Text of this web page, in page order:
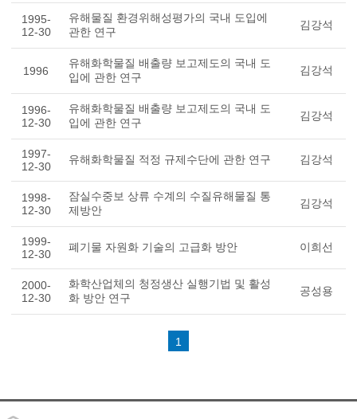
1995-
12-30
유해물질 환경위해성평가의 국내 도입에
관한 연구
김강석
1996
유해화학물질 배출량 보고제도의 국내 도
입에 관한 연구
김강석
1996-
12-30
유해화학물질 배출량 보고제도의 국내 도
입에 관한 연구
김강석
1997-
12-30
유해화학물질 적정 규제수단에 관한 연구 김강석
1998-
12-30
잠실수중보 상류 수계의 수질유해물질 통
제방안
김강석
1999-
12-30
폐기물 자원화 기술의 고급화 방안 이희선
2000-
12-30
화학산업체의 청정생산 실행기법 및 활성
화 방안 연구
공성용
1